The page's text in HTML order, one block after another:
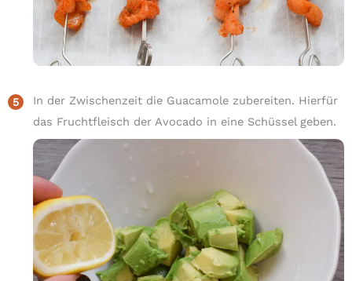
In der Zwischenzeit die Guacamole zubereiten. Hierfür
das Fruchtfleisch der Avocado in eine Schüssel geben.